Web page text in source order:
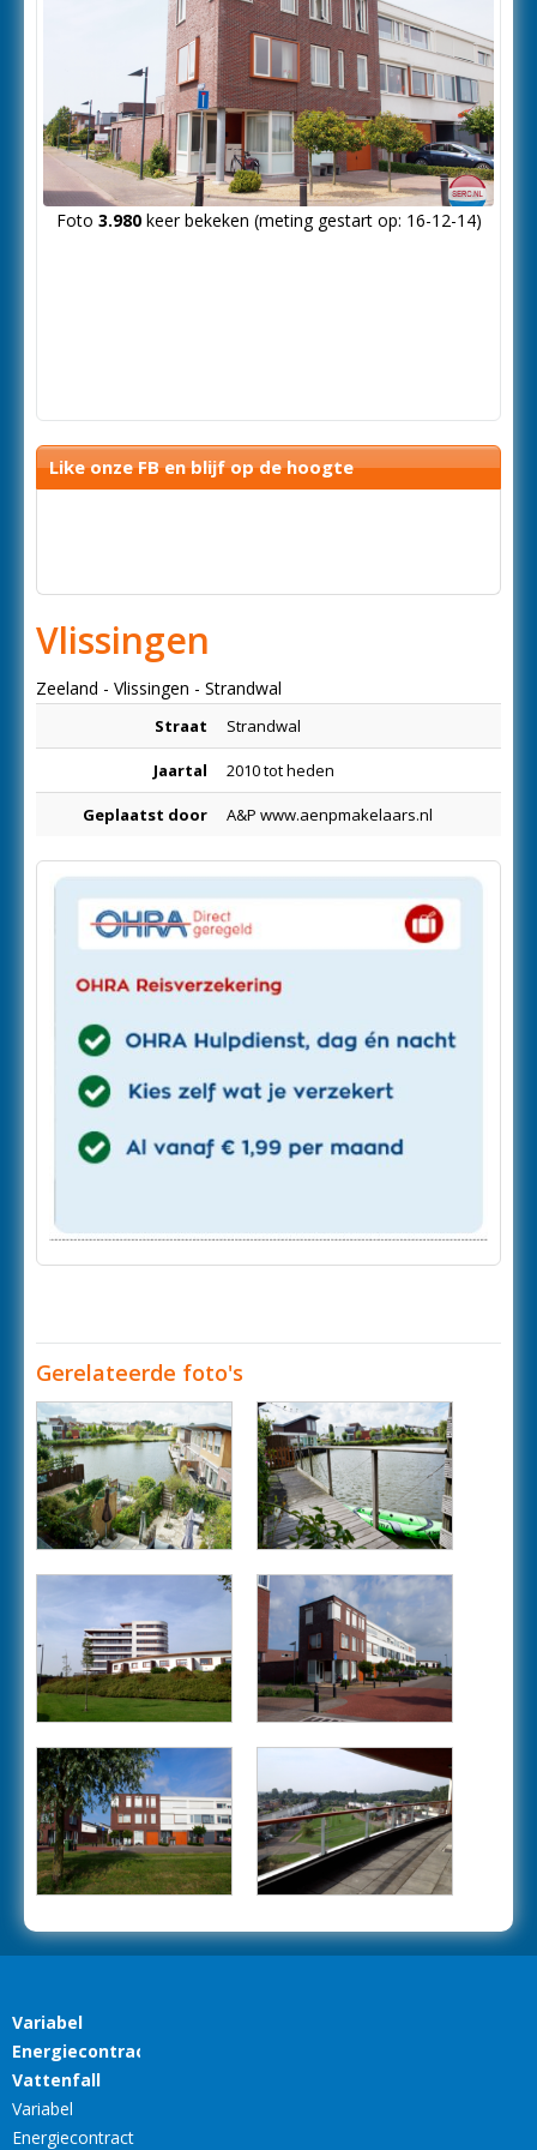
Foto 3.980keer bekeken (meting gestart op: 16-12-14)
Like onze FB en blijf op de hoogte
Vlissingen
Zeeland - Vlissingen - Strandwal
Straat Strandwal
Jaartal 2010 tot heden
Geplaatst door A&P www.aenpmakelaars.nl
Gerelateerde foto's